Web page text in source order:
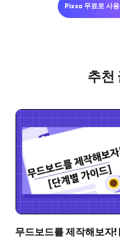
Pixso 무료로 사
추천
무드보드를 제작해보자